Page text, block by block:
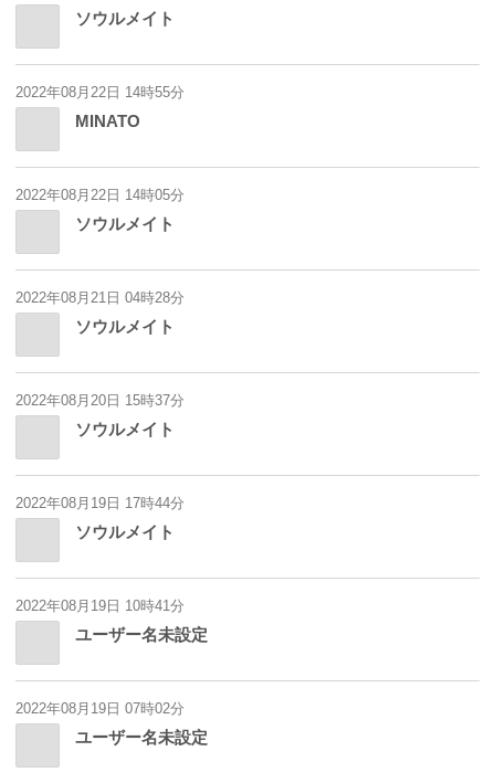
ソウルメイト
2022年08月22日 14時55分
MINATO
2022年08月22日 14時05分
ソウルメイト
2022年08月21日 04時28分
ソウルメイト
2022年08月20日 15時37分
ソウルメイト
2022年08月19日 17時44分
ソウルメイト
2022年08月19日 10時41分
ユーザー名未設定
2022年08月19日 07時02分
ユーザー名未設定